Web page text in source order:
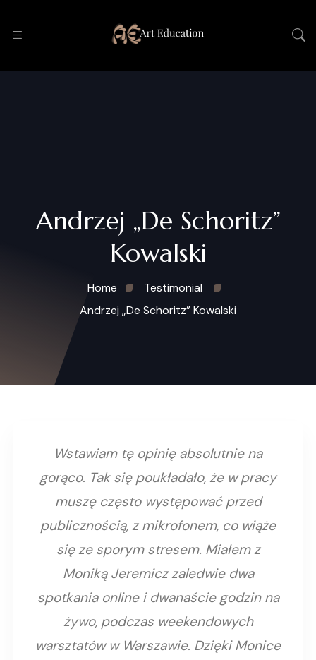
Andrzej „De Schoritz”
Kowalski
Home
Testimonial
Andrzej „De Schoritz” Kowalski
Wstawiam tę opinię absolutnie na
gorąco. Tak się poukładało, że w pracy
muszę często występować przed
publicznością, z mikrofonem, co wiąże
się ze sporym stresem. Miałem z
Moniką Jeremicz zaledwie dwa
spotkania online i dwanaście godzin na
żywo, podczas weekendowych
warsztatów w Warszawie. Dzięki Monice